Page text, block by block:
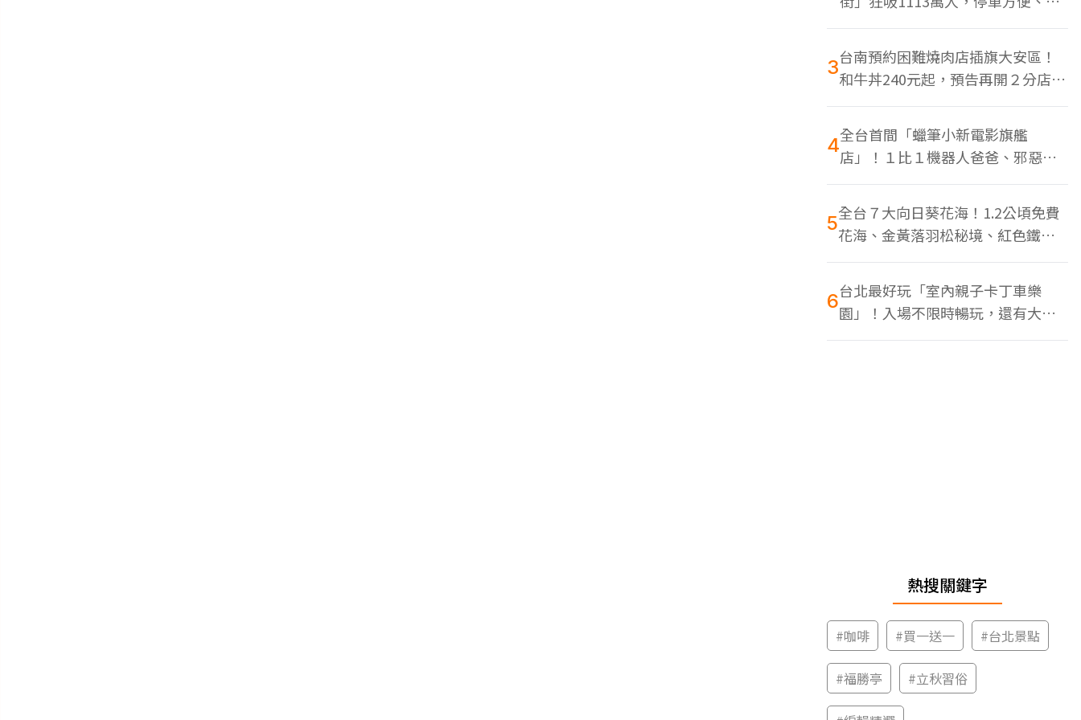
色美食多
3台南預約困難燒肉店插旗大安區！
和牛丼240元起，預告再開２分店、
地點曝光
4全台首間「蠟筆小新電影旗艦
店」！１比１機器人爸爸、邪惡正
男，百款周邊買翻
5全台７大向日葵花海！1.2公頃免費
花海、金黃落羽松秘境、紅色鐵橋
同框
6台北最好玩「室內親子卡丁車樂
園」！入場不限時暢玩，還有大螢
幕Switch遊戲區
熱搜關鍵字
#咖啡 #買一送一 #台北景點
#福勝亭 #立秋習俗